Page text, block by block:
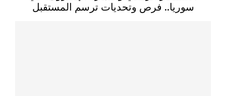
سوريا.. فرص وتحديات ترسم المستقبل